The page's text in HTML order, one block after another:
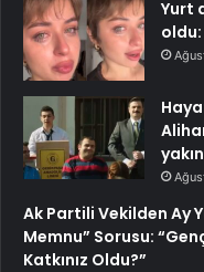
Yurt
Ak Partili Vekilden Ay
Memnu” Sorusu:
Katkınız Oldu?”